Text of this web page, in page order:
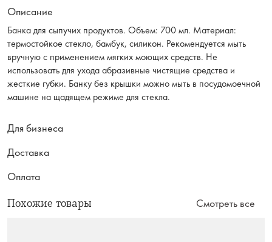
Описание
Банка для сыпучих продуктов. Объем: 700 мл. Материал:
термостойкое стекло, бамбук, силикон. Рекомендуется мыть
вручную с применением мягких моющих средств. Не
использовать для ухода абразивные чистящие средства и
жесткие губки. Банку без крышки можно мыть в посудомоечной
машине на щадящем режиме для стекла.
Для бизнеса
Доставка
Оплата
Похожие товары Смотреть все